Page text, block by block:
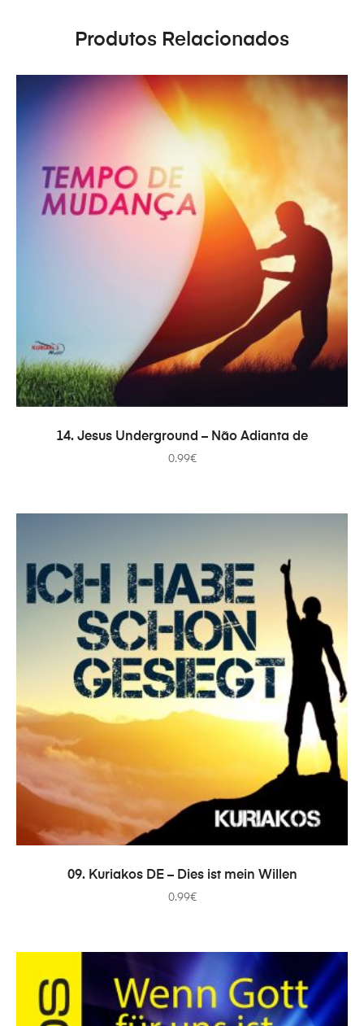
Produtos Relacionados
ADICIONAR
14. Jesus Underground – Não Adianta de
0.99€
ADICIONAR
09. Kuriakos DE – Dies ist mein Willen
0.99€